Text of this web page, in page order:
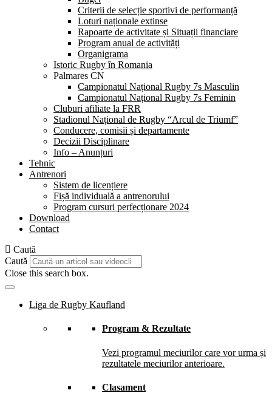
Criterii de selecție sportivi de performanță
Loturi naționale extinse
Rapoarte de activitate și Situații financiare
Program anual de activități
Organigrama
Istoric Rugby în Romania
Palmares CN
Campionatul Național Rugby 7s Masculin
Campionatul Național Rugby 7s Feminin
Cluburi afiliate la FRR
Stadionul Național de Rugby “Arcul de Triumf”
Conducere, comisii și departamente
Decizii Disciplinare
Info – Anunțuri
Tehnic
Antrenori
Sistem de licențiere
Fișă individuală a antrenorului
Program cursuri perfecționare 2024
Download
Contact
Caută
Caută
Close this search box.
Liga de Rugby Kaufland
Program & Rezultate
Vezi programul meciurilor care vor urma și
rezultatele meciurilor anterioare.
Clasament